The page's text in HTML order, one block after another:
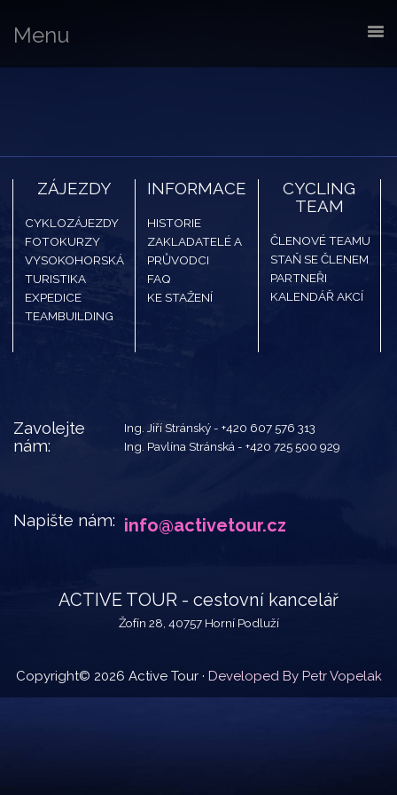
Menu
ZÁJEZDY
CYKLOZÁJEZDY
FOTOKURZY
VYSOKOHORSKÁ
TURISTIKA
EXPEDICE
TEAMBUILDING
INFORMACE
HISTORIE
ZAKLADATELÉ A
PRŮVODCI
FAQ
KE STAŽENÍ
CYCLING
TEAM
ČLENOVÉ TEAMU
STAŇ SE ČLENEM
PARTNEŘI
KALENDÁŘ AKCÍ
Zavolejte
nám:
Ing. Jiří Stránský -+420 607 576 313
Ing. Pavlína Stránská -+420 725 500 929
Napište nám: info@activetour.cz
ACTIVE TOUR - cestovní kancelář
Žofín 28, 40757 Horní Podluží
Copyright© 2026 Active Tour · Developed By Petr Vopelak